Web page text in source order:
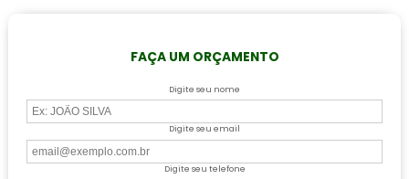
FAÇA UM ORÇAMENTO
Digite seu nome
Digite seu email
Digite seu telefone